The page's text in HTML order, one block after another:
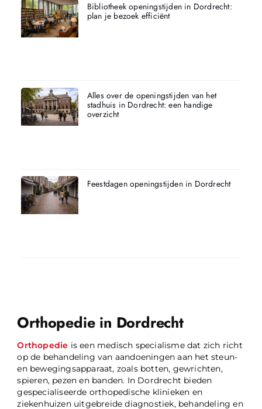
Orthopedie in Dordrecht
Orthopedie is een medisch specialisme dat zich richt
op de behandeling van aandoeningen aan het steun-
en bewegingsapparaat, zoals botten, gewrichten,
spieren, pezen en banden. In Dordrecht bieden
gespecialiseerde orthopedische klinieken en
ziekenhuizen uitgebreide diagnostiek, behandeling en
Bibliotheek openingstijden in Dordrecht:
plan je bezoek efficiënt
Alles over de openingstijden van het
stadhuis in Dordrecht: een handige
overzicht
Feestdagen openingstijden in Dordrecht